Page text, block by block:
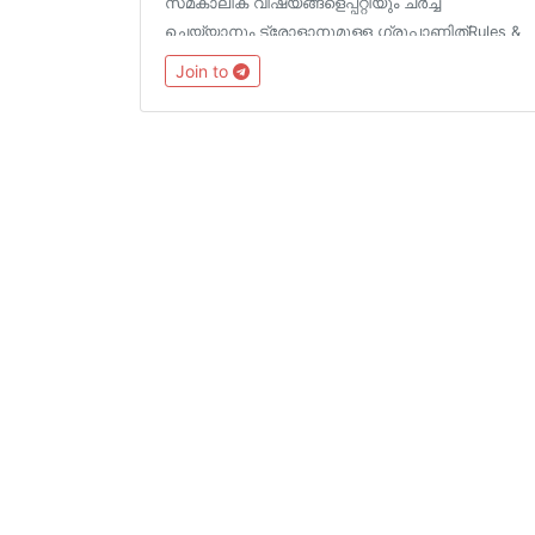
ചെയ്യാനും ട്രോളാനുമുള്ള ഗ്രൂപ്പാണിത്‌Rules &
Logo https://t.me/TrollTechGroup/1572Channels
@TrollTechMalayalam@TGTrollans
@Tech_Malayalam
Join to